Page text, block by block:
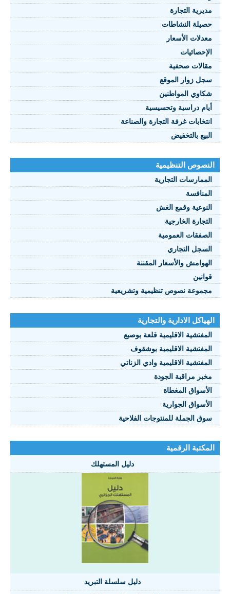
النصوص 2021
FRANÇAIS
مديرية التجارة
حصيلة النشاطات
معدلات الأسعار
الإحصائيات
مقالات صحفية
سجل زوار الموقع
شكاوي المواطنين
أيام دراسية وتحسيسية
انتخابات غرفة التجارة والصناعة
البيع بالتخفيض
النصوص التنظيمية
الممارسات التجارية
المنافسة
النوعية وقمع الغش
التجارة الخارجية
الصفقات العمومية
السجل التجاري
الهوامش والأسعار المقننة
قوانين
مجموعة نصوص تنظيمية وتشريعية
الهياكل الادارية والتجارية
المفتشية الاقليمية قلعة بوصبع
المفتشية الاقليمية بوشقوف
المفتشية الاقليمية وادي الزناتي
مخبر مراقبة الجودة
الأسواق المغطاة
الأسواق الجوارية
سوق الجملة للمنتوجات الفلاحية
المكتبة الرقمية
دليل المستهلك
دليل سلسلة التبريد